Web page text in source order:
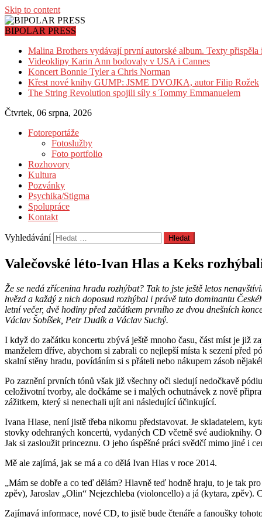
Skip to content
BIPOLAR PRESS
Malina Brothers vydávají první autorské album. Texty přispěla
Videoklipy Karin Ann bodovaly v USA i Cannes
Koncert Bonnie Tyler a Chris Norman
Křest nové knihy GUMP: JSME DVOJKA, autor Filip Rožek
The String Revolution spojili síly s Tommy Emmanuelem
Čtvrtek, 06 srpna, 2026
Fotoreportáže
Fotoslužby
Foto portfolio
Rozhovory
Kultura
Pozvánky
Psychika/Stigma
Spolupráce
Kontakt
Vyhledávání
Valečovské léto-Ivan Hlas a Keks
Že se nedá zřícenina hradu rozhýbat? Tak to jste ještě letos
hvězd a každý z nich doposud rozhýbal i právě tuto dominantu
letní večer, dvě hodiny před začátkem prvního ze dvou dnešních
Václav Šobíšek, Petr Dudík a Václav Suchý.
I když do začátku koncertu zbývá ještě mnoho času, část míst je již
manželem dříve, abychom si zabrali co nejlepší místa k sezení před
skalní stěny hradu, povídáním si s přáteli nebo nákupem zásob
Po zaznění prvních tónů však již všechny oči sledují nedočkavě
celoživotní tvorby, ale dočkáme se i malých ochutnávek z nově
zážitkem, který si nenechali ujít ani následující účinkující.
Ivana Hlase, není jistě třeba nikomu představovat. Je skladatelem,
stovky odehraných koncertů, vydaných CD včetně své audioknihy.
Jak si zasloužit princeznu. O jeho úspěšné práci svědčí mimo jiné i
Mě ale zajímá, jak se má a co dělá Ivan Hlas v roce 2014.
„Mám se dobře a co teď dělám? Hlavně teď hodně hraju, to je tak
zpěv), Jaroslav „Olin“ Nejezchleba (violoncello) a já (kytara, zpěv).
Zajímavá informace, nové CD, to jistě bude čtenáře a fanoušky